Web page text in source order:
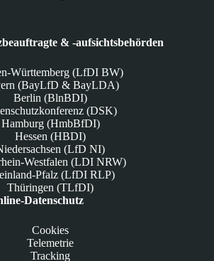
& -aufsichtsbehörden
Württemberg (LfDI BW)
(BayLfD & BayLDA)
Berlin (BlnBDI)
(DSK)
Hamburg (HmbBfDI)
Hessen (HBDI)
(LfD NI)
Westfalen (LDI NRW)
Pfalz (LfDI RLP)
Thüringen (TLfDI)
Datenschutz
Cookies
Telemetrie
Tracking